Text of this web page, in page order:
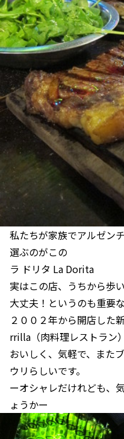
私たちが家族でアルゼン
選ぶのがこの
ラ ドリタ La Dorita
実はこの店、うちから歩
大丈夫！というのも重要
２００２年から開店した
rrilla（肉料理レストラン
おいしく、気軽で、また
ウリらしいです。
ーオシャレだけれども、
ょうかー